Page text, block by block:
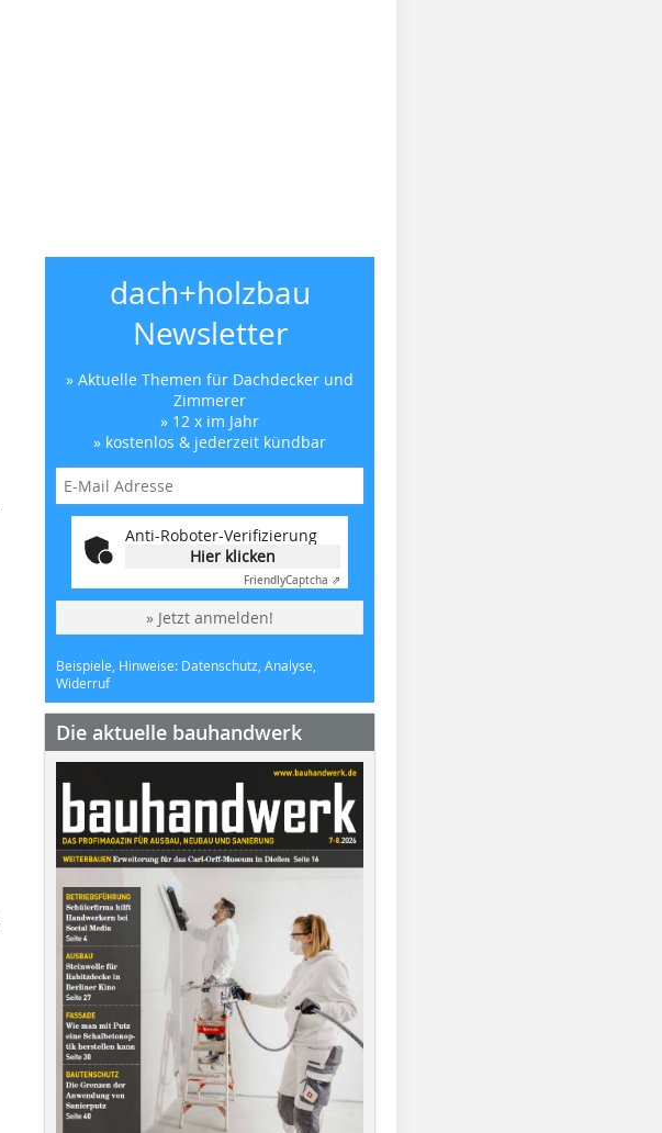
dach+holzbau
Newsletter
» Aktuelle Themen für Dachdecker und
Zimmerer
» 12 x im Jahr
» kostenlos & jederzeit kündbar
Anti-Roboter-Verifizierung
Hier klicken
FriendlyCaptcha ⇗
» Jetzt anmelden!
Beispiele, Hinweise: Datenschutz, Analyse,
Widerruf
Die aktuelle bauhandwerk